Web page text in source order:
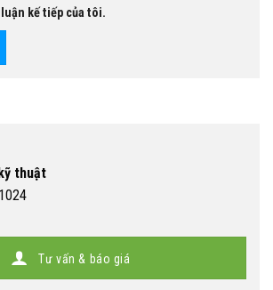
kế tiếp của tôi.
thuật
Tư vấn & báo giá